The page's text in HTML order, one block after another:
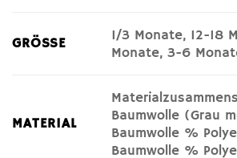
GRÖSSE
1/3 Monate, 12-18
Monate, 3-6
MATERIAL
Baumwolle (Grau
Baumwolle %
Baumwolle %